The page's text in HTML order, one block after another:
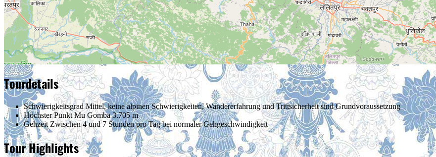
Tourdetails
SchwierigkeitsgradMittel, keine alpinen Schwierigkeiten, Wandererfahrung und Trittsicherheit sind Grundvoraussetzung
Höchster PunktMu Gomba 3.705 m
Gehzeit Zwischen 4 und 7 Stunden pro Tag bei normaler Gehgeschwindigkeit
Tour Highlights